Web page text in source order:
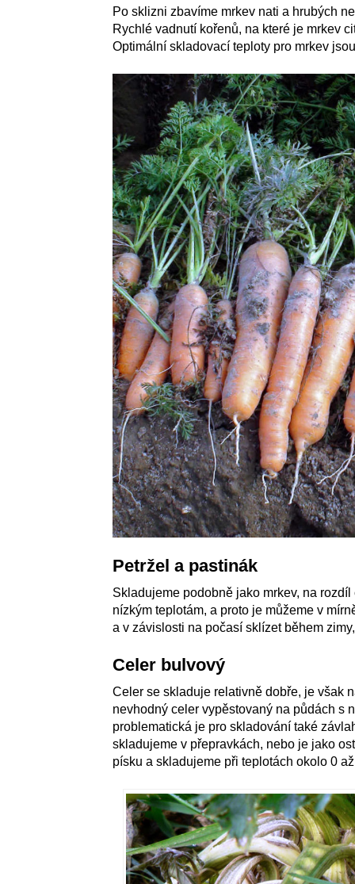
Po sklizni zbavíme mrkev nati a hrubých
Rychlé vadnutí kořenů, na které je mrkev
Optimální skladovací teploty pro mrkev
Petržel a pastinák
Skladujeme podobně jako mrkev, na
nízkým teplotám, a proto je můžeme v
a v závislosti na počasí sklízet během
Celer bulvový
Celer se skladuje relativně dobře, je však
nevhodný celer vypěstovaný na půdách s
problematická je pro skladování také
skladujeme v přepravkách, nebo je jako
písku a skladujeme při teplotách okolo 0